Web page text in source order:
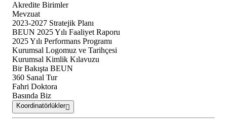
Akredite Birimler
Mevzuat
2023-2027 Stratejik Planı
BEUN 2025 Yılı Faaliyet Raporu
2025 Yılı Performans Programı
Kurumsal Logomuz ve Tarihçesi
Kurumsal Kimlik Kılavuzu
Bir Bakışta BEUN
360 Sanal Tur
Fahri Doktora
Basında Biz
Koordinatörlükler